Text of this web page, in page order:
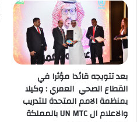
بعد تتويجه قائدا مؤثرا في
القطاع الصحي العمري : وكيلا
بمنظمة الامم المتحدة للتدريب
والاعلام ال UN MTC بالمملكة